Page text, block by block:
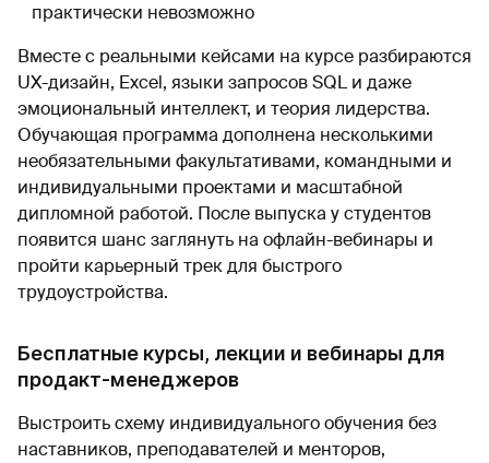
практически невозможно
Вместе с реальными кейсами на курсе разбираются
UX-дизайн, Excel, языки запросов SQL и даже
эмоциональный интеллект, и теория лидерства.
Обучающая программа дополнена несколькими
необязательными факультативами, командными и
индивидуальными проектами и масштабной
дипломной работой. После выпуска у студентов
появится шанс заглянуть на офлайн-вебинары и
пройти карьерный трек для быстрого
трудоустройства.
Бесплатные курсы, лекции и вебинары для
продакт-менеджеров
Выстроить схему индивидуального обучения без
наставников, преподавателей и менторов,